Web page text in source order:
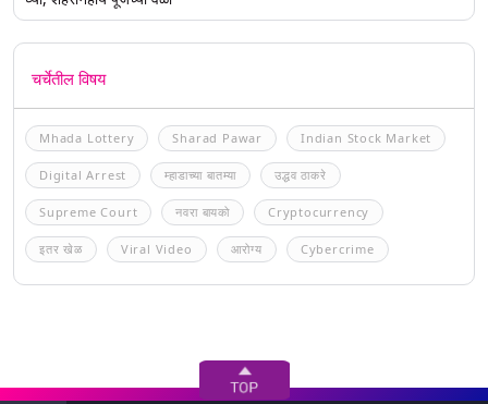
चर्चेतील विषय
Mhada Lottery Sharad Pawar Indian Stock Market
Digital Arrest म्हाडाच्या बातम्या उद्धव ठाकरे
Supreme Court नवरा बायको Cryptocurrency
इतर खेळ Viral Video आरोग्य Cybercrime